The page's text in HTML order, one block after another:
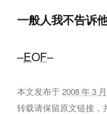
一般人我不告诉
–EOF–
本文发布于2008 年 3
转载请保留原文链接，